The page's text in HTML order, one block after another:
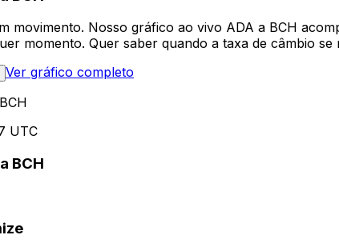
movimento. Nosso gráfico ao vivo ADA a BCH
momento. Quer saber quando a taxa de câmbio
Ver gráfico completo
UTC
BCH